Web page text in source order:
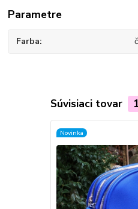
Parametre
Farba
Súvisiaci tovar
Novinka